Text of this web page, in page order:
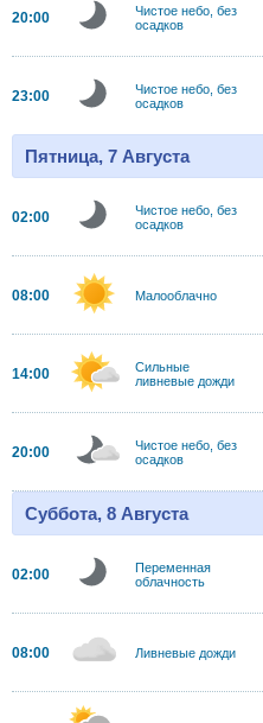
20:00
Чистое небо, без
осадков
23:00
Чистое небо, без
осадков
Пятница, 7 Августа
02:00
Чистое небо, без
осадков
08:00 Малооблачно
14:00
Сильные
ливневые дожди
20:00
Чистое небо, без
осадков
Суббота, 8 Августа
02:00
Переменная
облачность
08:00 Ливневые дожди